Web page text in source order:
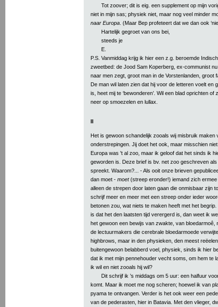
Tot zoover; dit is eig. een supplement op mijn
niet in mijn sas; physiek niet, maar nog veel minder
naar Europa . (Maar Bep profeteert dat we dan ook
Hartelijk gegroet van ons bei,
steeds je
E.
P.S. Vanmiddag krijg ik hier een z.g. beroemde
zweetbed: de Jood Sam Koperberg, ex-communist nu
naar men zegt, groot man in de Vorstenlanden, groot
De man wil laten zien dat hij voor de letteren voelt en
is, heet mij te ‘bewonderen’. Wil een blad oprichten of
neer op smoezelen en lullax.
II
Het is gewoon schandelijk zooals wij misbruik maken
onderstrepingen. Jij doet het ook, maar misschien
Europa was 't al zoo, maar ik geloof dat het sinds ik
geworden is. Deze brief is bv. net zoo geschreven
spreekt. Waarom?... - Als ooit onze brieven
dan moet - moet(streep eronder!) iemand zich ermee
alleen de strepen door laten gaan die onmisbaar zijn
schrijf meer en meer met een streep onder ieder
betonen zou, wat niets te maken heeft met het
is dat het den laatsten tijd verergerd is, dan weet ik
het gewoon een bewijs van zwakte, van bloedarmoê,
de lectuurmakers die cerebrale bloedarmoede
highbrows, maar in den physieken, den meest
buitengewoon belabberd voel, physiek, sinds ik hier
dat ik met mijn pennehouder vecht soms, om hem te
ik wil en niet zooals hij wil?
Dit schrijf ik ’s middags om 5 uur: een halfuur
komt. Maar ik moet me nog scheren; hoewel ik van
pyama te ontvangen. Verder is het ook weer een
van de pederasten, hier in Batavia. Met den vlieger,